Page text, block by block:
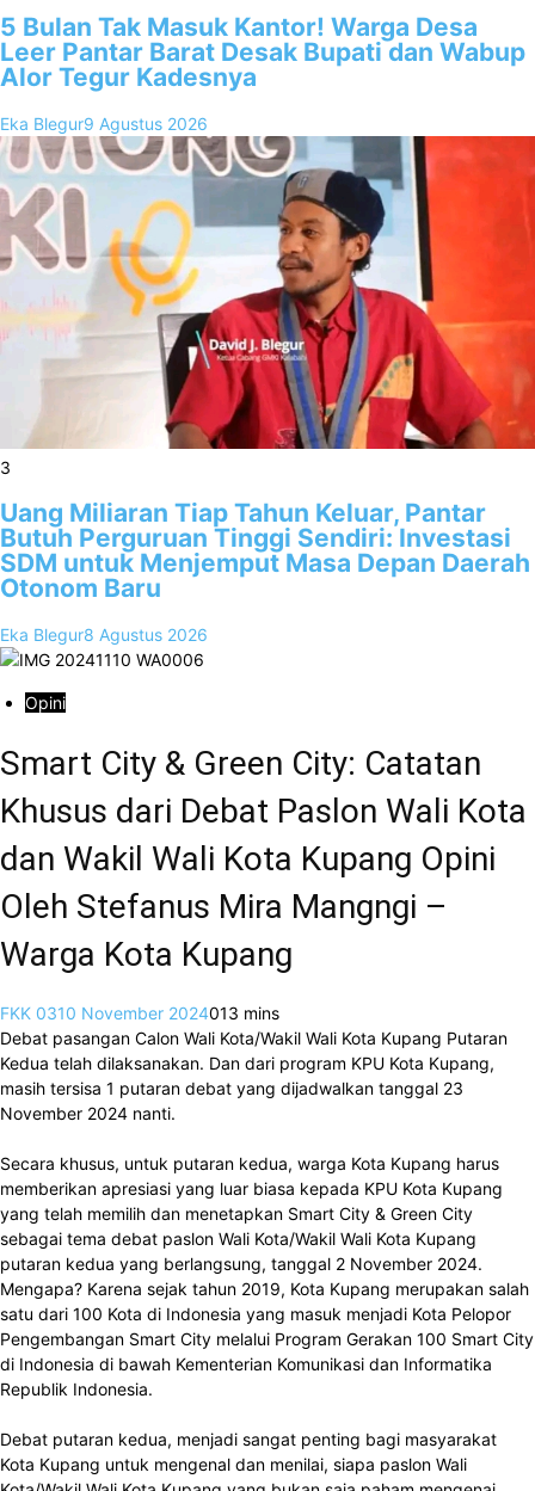
5 Bulan Tak Masuk Kantor! Warga Desa
Leer Pantar Barat Desak Bupati dan Wabup
Alor Tegur Kadesnya
Eka Blegur9 Agustus 2026
3
Uang Miliaran Tiap Tahun Keluar, Pantar
Butuh Perguruan Tinggi Sendiri: Investasi
SDM untuk Menjemput Masa Depan Daerah
Otonom Baru
Eka Blegur8 Agustus 2026
Opini
Smart City & Green City: Catatan
Khusus dari Debat Paslon Wali Kota
dan Wakil Wali Kota Kupang Opini
Oleh Stefanus Mira Mangngi –
Warga Kota Kupang
FKK 0310 November 2024013 mins
Debat pasangan Calon Wali Kota/Wakil Wali Kota Kupang Putaran
Kedua telah dilaksanakan. Dan dari program KPU Kota Kupang,
masih tersisa 1 putaran debat yang dijadwalkan tanggal 23
November 2024 nanti.
Secara khusus, untuk putaran kedua, warga Kota Kupang harus
memberikan apresiasi yang luar biasa kepada KPU Kota Kupang
yang telah memilih dan menetapkan Smart City & Green City
sebagai tema debat paslon Wali Kota/Wakil Wali Kota Kupang
putaran kedua yang berlangsung, tanggal 2 November 2024.
Mengapa? Karena sejak tahun 2019, Kota Kupang merupakan salah
satu dari 100 Kota di Indonesia yang masuk menjadi Kota Pelopor
Pengembangan Smart City melalui Program Gerakan 100 Smart City
di Indonesia di bawah Kementerian Komunikasi dan Informatika
Republik Indonesia.
Debat putaran kedua, menjadi sangat penting bagi masyarakat
Kota Kupang untuk mengenal dan menilai, siapa paslon Wali